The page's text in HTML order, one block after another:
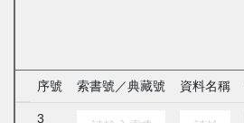
序號 索書號／典藏號 資料名稱
3